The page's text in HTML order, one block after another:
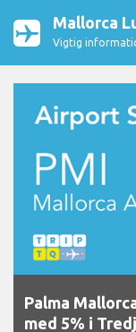
Mallorca
Vigtig
Palma
med 5% i